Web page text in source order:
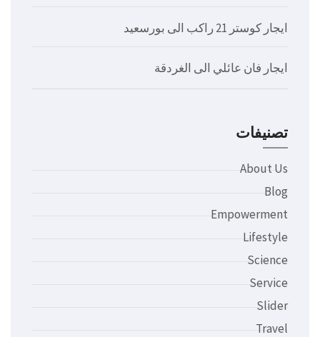
ايجار كوستر 21 راكب الى بورسعيد
ايجار فان عائلي الى الغردقة
تصنيفات
About Us
Blog
Empowerment
Lifestyle
Science
Service
Slider
Travel